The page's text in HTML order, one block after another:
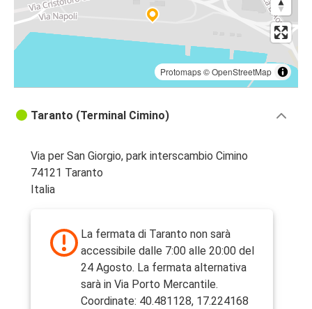
Protomaps©OpenStreetMap
Taranto (Terminal Cimino)
Via per San Giorgio, park interscambio Cimino
74121 Taranto
Italia
La fermata di Taranto non sarà
accessibile dalle 7:00 alle 20:00 del
24 Agosto. La fermata alternativa
sarà in Via Porto Mercantile.
Coordinate: 40.481128, 17.224168